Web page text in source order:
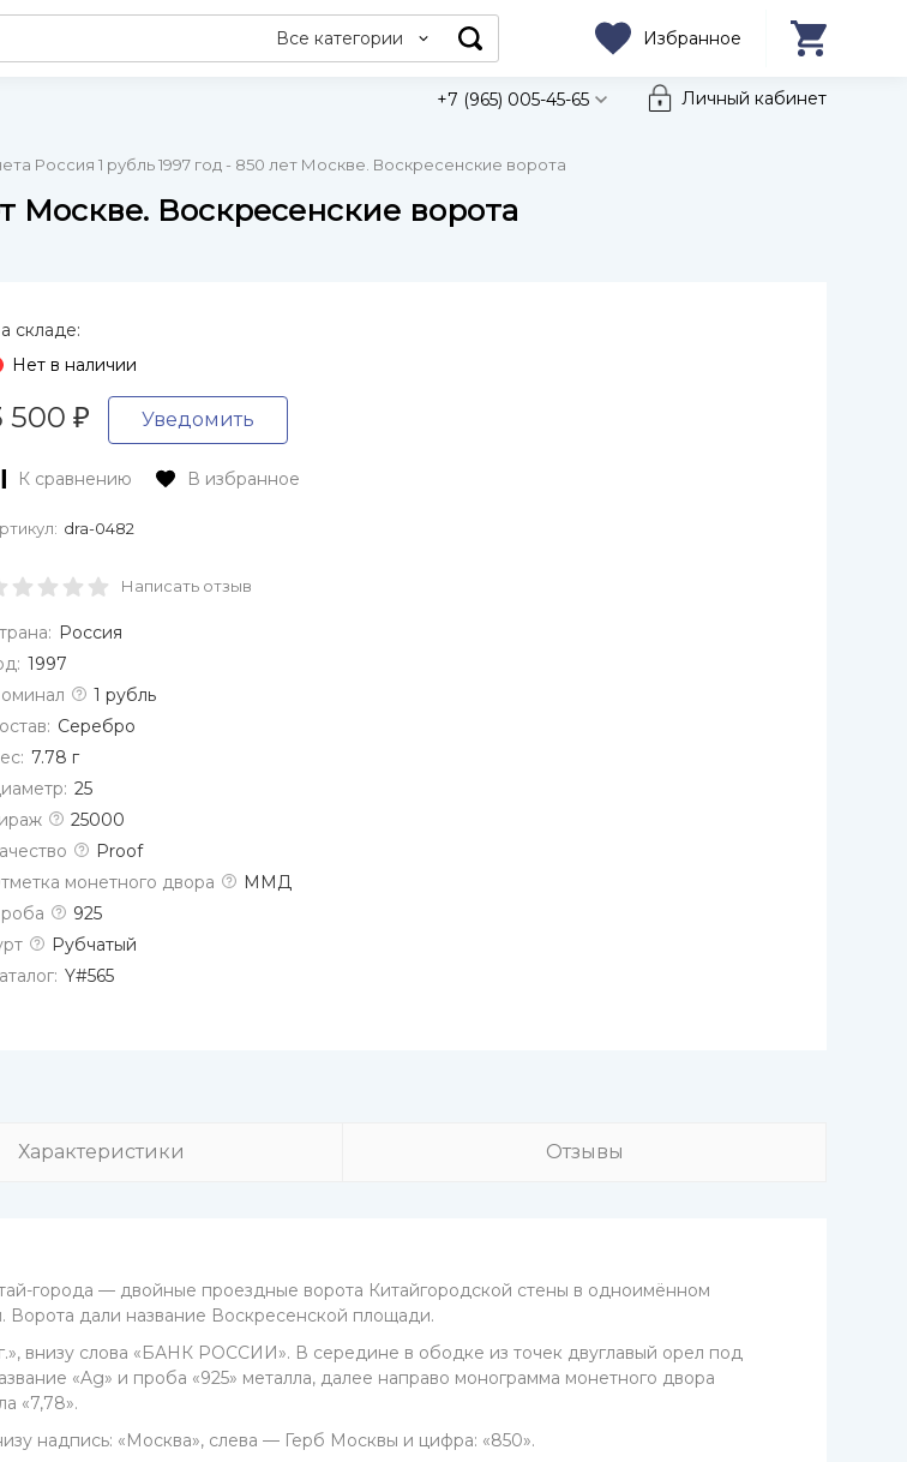
Все категории Избранное
+7 (965) 005-45-65 Личный кабинет
Россия 1 рубль 1997 год - 850 лет Москве. Воскресенские ворота
Москве. Воскресенские ворота
складе:
Нет в наличии
500 ₽ Уведомить
К сравнению В избранное
dra-0482
Написать отзыв
Россия
1997
1 рубль
Серебро
7.78 г
25
25000
Proof
монетного двора
ММД
925
Рубчатый
Y#565
города — двойные проездные ворота Китайгородской стены в одноимённом
дали название Воскресенской площади.
внизу слова «БАНК РОССИИ». В середине в ободке из точек двуглавый орел под
«Ag» и проба «925» металла, далее направо монограмма монетного двора
«7,78».
надпись: «Москва», слева — Герб Москвы и цифра: «850».
Характеристики Отзывы